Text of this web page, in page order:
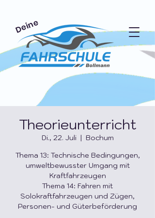
Deine
Theorieunterricht
Di., 22. Juli
  |
Bochum
Thema 13: Technische Bedingungen,
umweltbewusster Umgang mit
Kraftfahrzeugen
Thema 14: Fahren mit
Solokraftfahrzeugen und Zügen,
Personen- und Güterbeförderung